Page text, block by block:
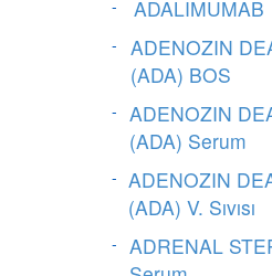
ADALIMUMAB
ADENOZIN
(ADA) BOS
ADENOZIN
(ADA) Serum
ADENOZIN
(ADA) V. Sıvısı
ADRENAL